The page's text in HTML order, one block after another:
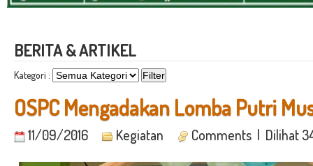
BERITA & ARTIKEL
Kategori :
OSPC Mengadakan Lomba Putri
11/09/2016 Kegiatan Comments | Dilihat